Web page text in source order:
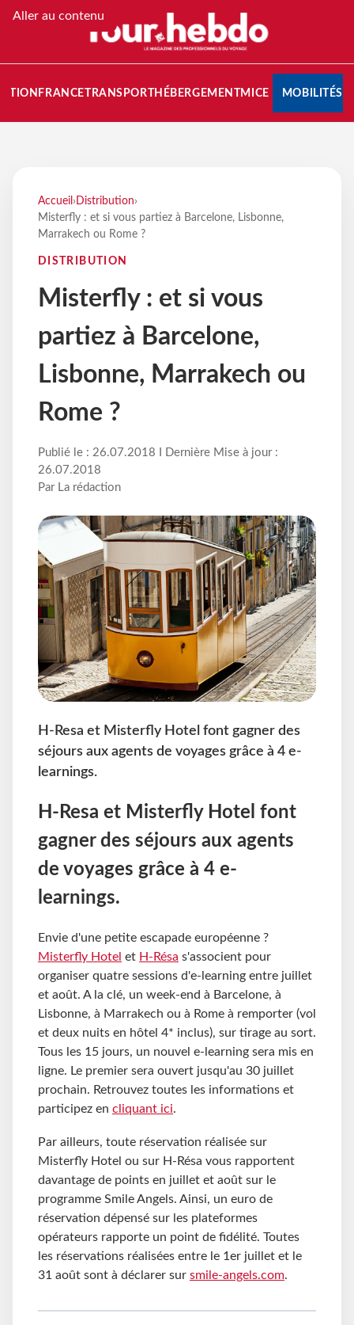
Aller au contenu
FRANCETRANSPORT HÉBERGEMENTMICE MOBILITÉS
Accueil › Distribution›
Misterfly : et si vous partiez à Barcelone, Lisbonne,
Marrakech ou Rome ?
DISTRIBUTION
Misterfly : et si vous
partiez à Barcelone,
Lisbonne, Marrakech ou
Rome ?
Publié le : 26.07.2018 I Dernière Mise à jour :
26.07.2018
Par La rédaction
H-Resa et Misterfly Hotel font gagner des
séjours aux agents de voyages grâce à 4 e-
learnings.
H-Resa et Misterfly Hotel font
gagner des séjours aux agents
de voyages grâce à 4 e-
learnings.
Envie d'une petite escapade européenne ?
Misterfly Hotel et H-Résa s'associent pour
organiser quatre sessions d'e-learning entre juillet
et août. A la clé, un week-end à Barcelone, à
Lisbonne, à Marrakech ou à Rome à remporter (vol
et deux nuits en hôtel 4* inclus), sur tirage au sort.
Tous les 15 jours, un nouvel e-learning sera mis en
ligne. Le premier sera ouvert jusqu'au 30 juillet
prochain. Retrouvez toutes les informations et
participez en cliquant ici.
Par ailleurs, toute réservation réalisée sur
Misterfly Hotel ou sur H-Résa vous rapportent
davantage de points en juillet et août sur le
programme Smile Angels. Ainsi, un euro de
réservation dépensé sur les plateformes
opérateurs rapporte un point de fidélité. Toutes
les réservations réalisées entre le 1er juillet et le
31 août sont à déclarer sur smile-angels.com.